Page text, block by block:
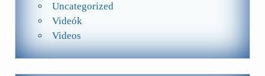
Uncategorized
Videók
Videos